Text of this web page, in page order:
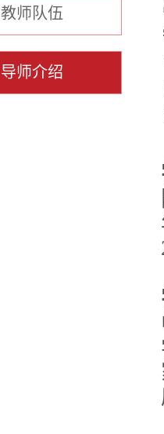
教师队伍
导师介绍